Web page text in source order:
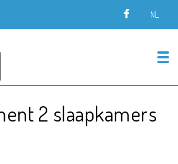
NL
2 slaapkamers